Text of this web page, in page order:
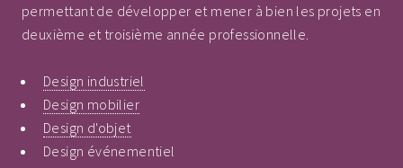
permettant de développer et mener à bien les projets en
deuxième et troisième année professionnelle.
Design industriel
Design mobilier
Design d'objet
Design événementiel